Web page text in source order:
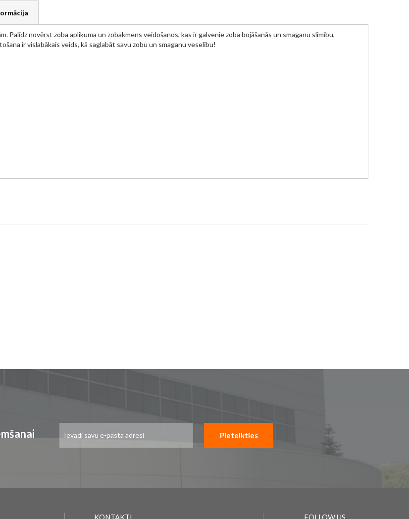
Palīdz novērst zoba aplikuma un zobakmens veidošanos, kas ir galvenie zoba bojāšanās un smaganu slimību,
ir vislabākais veids, kā saglabāt savu zobu un smaganu veselību!
jaunumu
Pieteikties